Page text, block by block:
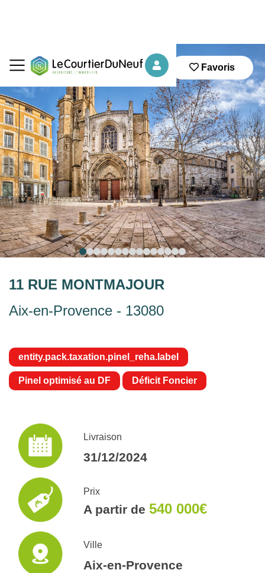
Favoris
11 RUE MONTMAJOUR
Aix-en-Provence - 13080
entity.pack.taxation.pinel_reha.label
Pinel optimisé au DF Déficit Foncier
Livraison
31/12/2024
Prix
A partir de540 000€
Ville
Aix-en-Provence